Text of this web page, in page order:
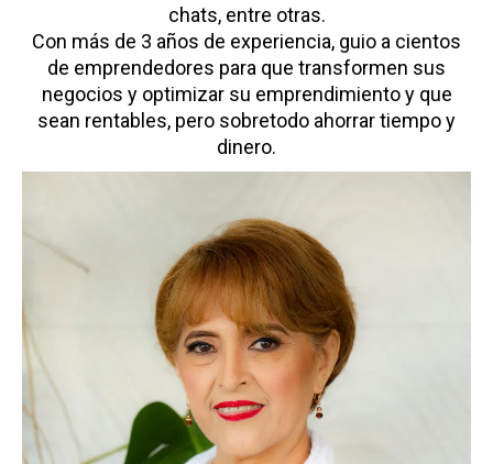
chats, entre otras.
Con más de 3 años de experiencia, guio a cientos
de emprendedores para que transformen sus
negocios y optimizar su emprendimiento y que
sean rentables, pero sobretodo ahorrar tiempo y
dinero.